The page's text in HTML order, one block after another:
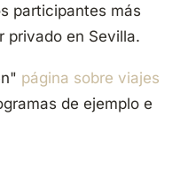
participantes más
privado en Sevilla.
página sobre viajes
de ejemplo e